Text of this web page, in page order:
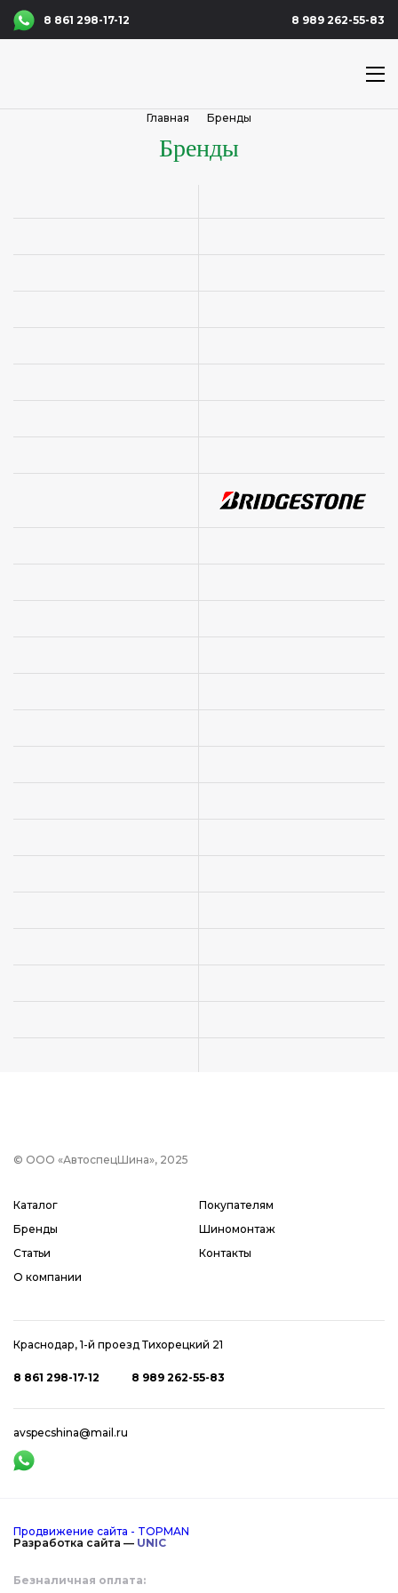
8 861 298-17-12 8 989 262-55-83
Главная Бренды
Бренды
© ООО «АвтоспецШина», 2025
Каталог
Бренды
Статьи
О компании
Покупателям
Шиномонтаж
Контакты
Краснодар, 1-й проезд Тихорецкий 21
8 861 298-17-12 8 989 262-55-83
avspecshina@mail.ru
Продвижение сайта - TOPMAN
Разработка сайта — UNIC
Безналичная оплата: